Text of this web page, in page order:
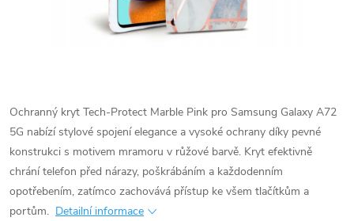
Ochranný kryt Tech-Protect Marble Pink pro Samsung Galaxy A72
5G nabízí stylové spojení elegance a vysoké ochrany díky pevné
konstrukci s motivem mramoru v růžové barvě. Kryt efektivně
chrání telefon před nárazy, poškrábáním a každodenním
opotřebením, zatímco zachovává přístup ke všem tlačítkům a
portům. Detailní informace